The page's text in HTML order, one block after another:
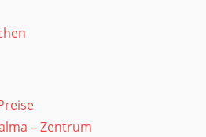
– Zentrum